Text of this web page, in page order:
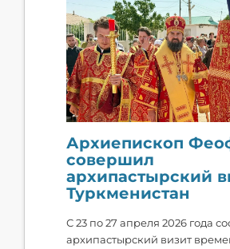
Архиепископ
совершил
архипастырский
Туркменистан
С 23 по 27 апреля 2026 года
архипастырский визит